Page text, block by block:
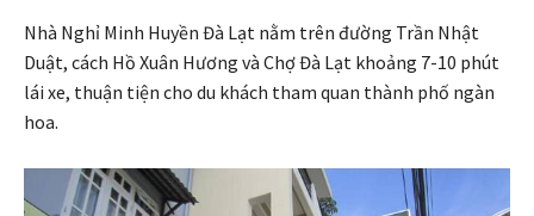
Nhà Nghỉ Minh Huyền Đà Lạt nằm trên đường Trần Nhật
Duật, cách Hồ Xuân Hương và Chợ Đà Lạt khoảng 7-10 phút
lái xe, thuận tiện cho du khách tham quan thành phố ngàn
hoa.